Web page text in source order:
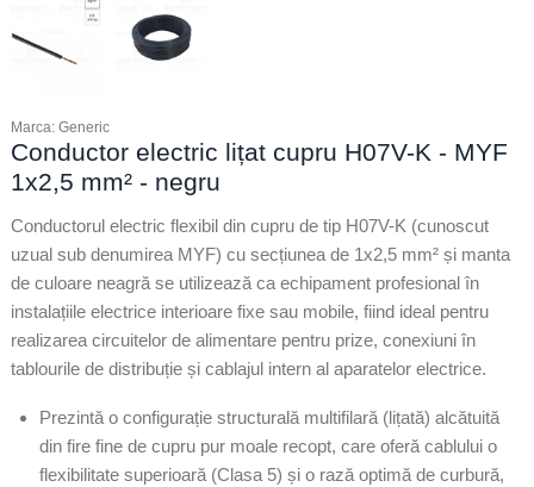
Marca: Generic
Conductor electric lițat cupru H07V-K - MYF
1x2,5 mm² - negru
Conductorul electric flexibil din cupru de tip H07V-K (cunoscut
uzual sub denumirea MYF) cu secțiunea de 1x2,5 mm² și manta
de culoare neagră se utilizează ca echipament profesional în
instalațiile electrice interioare fixe sau mobile, fiind ideal pentru
realizarea circuitelor de alimentare pentru prize, conexiuni în
tablourile de distribuție și cablajul intern al aparatelor electrice.
Prezintă o configurație structurală multifilară (lițată) alcătuită
din fire fine de cupru pur moale recopt, care oferă cablului o
flexibilitate superioară (Clasa 5) și o rază optimă de curbură,